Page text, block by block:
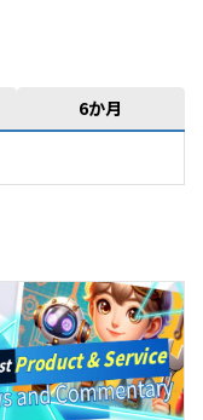
6か月